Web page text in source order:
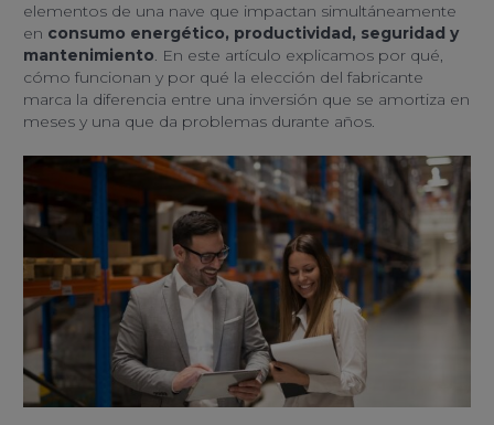
elementos de una nave que impactan simultáneamente
en consumo energético, productividad, seguridad y
mantenimiento. En este artículo explicamos por qué,
cómo funcionan y por qué la elección del fabricante
marca la diferencia entre una inversión que se amortiza en
meses y una que da problemas durante años.